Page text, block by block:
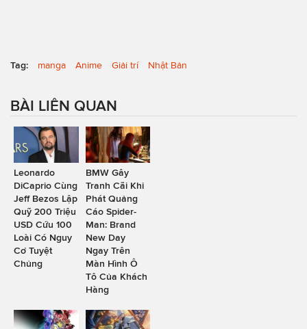
Tag: manga Anime Giải trí Nhật Bản
BÀI LIÊN QUAN
Leonardo
DiCaprio Cùng
Jeff Bezos Lập
Quỹ 200 Triệu
USD Cứu 100
Loài Có Nguy
Cơ Tuyệt
Chủng
BMW Gây
Tranh Cãi Khi
Phát Quảng
Cáo Spider-
Man: Brand
New Day
Ngay Trên
Màn Hình Ô
Tô Của Khách
Hàng